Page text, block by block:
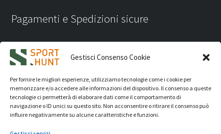
Gestisci Consenso Cookie
Per fornire le migliori esperienze, utilizziamo tecnologie come i cookie per
memorizzare e/o accedere alle informazioni del dispositivo. Il consenso a queste
tecnologie ci permetterà di elaborare dati come il comportamento di
navigazione o ID unici su questo sito. Non acconsentire o ritirare il consenso può
influire negativamente su alcune caratteristiche e funzioni.
Pagamenti e Spedizioni sicure